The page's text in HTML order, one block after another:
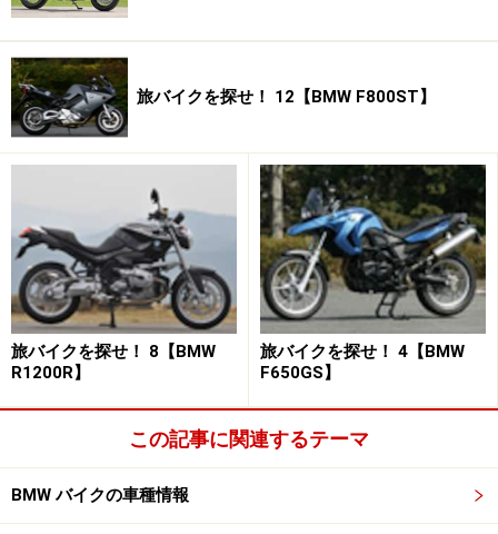
BMW Motorrad R 1200 GS
90年以上の歴史を持つBMWモトラッドですが、そのイメ
にある最新モデル R 1200 GS は、ありとあらゆる最新技
イクルで、どんな道でも走破してしまうBMWのフラッグ
シップモデルでもあります。他メーカーを先んじたアイ
旅バイクを探せ！ 12【BMW F800ST】
旅バイクを探せ！ 8【BMW
R1200R】
旅バイクを探せ！ 4【BMW
F650GS】
この記事に関連するテーマ
BMW バイクの車種情報